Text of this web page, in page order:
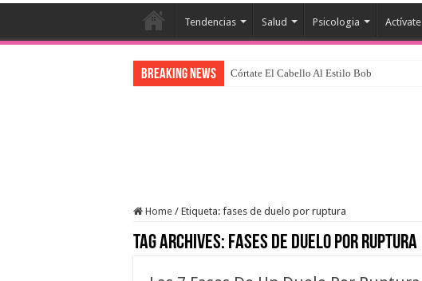
Tendencias Salud Psicologia Actívate
Breaking News Córtate El Cabello Al Estilo Bob
Home / Etiqueta: fases de duelo por ruptura
Tag Archives: fases de duelo por ruptura